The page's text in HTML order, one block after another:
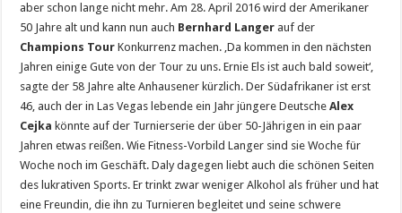
aber schon lange nicht mehr. Am 28. April 2016 wird der Amerikaner
50 Jahre alt und kann nun auch Bernhard Langer auf der
Champions Tour Konkurrenz machen. ‚Da kommen in den nächsten
Jahren einige Gute von der Tour zu uns. Ernie Els ist auch bald soweit‘,
sagte der 58 Jahre alte Anhausener kürzlich. Der Südafrikaner ist erst
46, auch der in Las Vegas lebende ein Jahr jüngere DeutscheAlex
Cejka könnte auf der Turnierserie der über 50-Jährigen in ein paar
Jahren etwas reißen. Wie Fitness-Vorbild Langer sind sie Woche für
Woche noch im Geschäft. Daly dagegen liebt auch die schönen Seiten
des lukrativen Sports. Er trinkt zwar weniger Alkohol als früher und hat
eine Freundin, die ihn zu Turnieren begleitet und seine schwere